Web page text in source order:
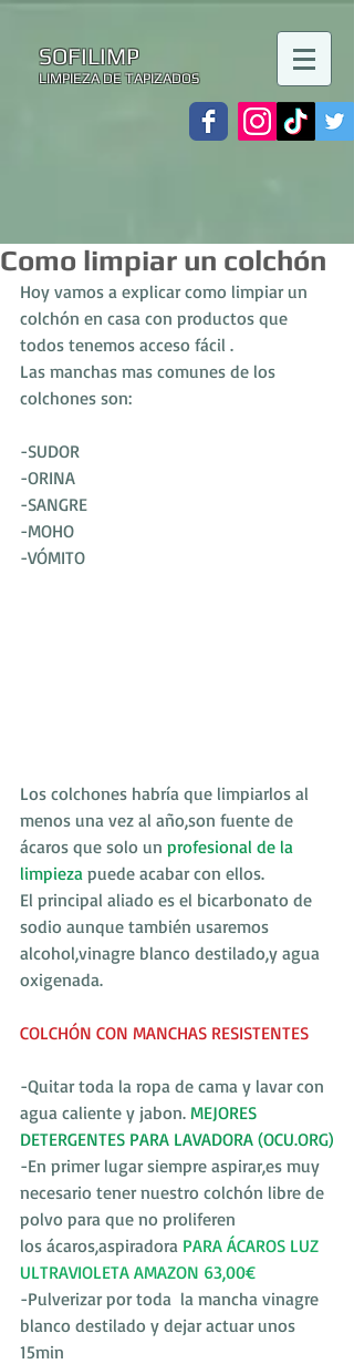
SOFILIMP
LIMPIEZA DE TAPIZADOS
Como limpiar un colchón
Hoy vamos a explicar como limpiar un
colchón en casa con productos que
todos tenemos acceso fácil .
Las manchas mas comunes de los
colchones son:
-SUDOR
-ORINA
-SANGRE
-MOHO
-VÓMITO
Los colchones habría que limpiarlos al
menos una vez al año,son fuente de
ácaros que solo un profesional de la
limpieza puede acabar con ellos.
El principal aliado es el bicarbonato de
sodio aunque también usaremos
alcohol,vinagre blanco destilado,y agua
oxigenada.
COLCHÓN CON MANCHAS RESISTENTES
-Quitar toda la ropa de cama y lavar con
agua caliente y jabon. MEJORES
DETERGENTES PARA LAVADORA (OCU.ORG)
-En primer lugar siempre aspirar,es muy
necesario tener nuestro colchón libre de
polvo para que no proliferen
los ácaros,aspiradora PARA ÁCAROS LUZ
ULTRAVIOLETA AMAZON 63,00€
-Pulverizar por toda  la mancha vinagre
blanco destilado y dejar actuar unos
15min